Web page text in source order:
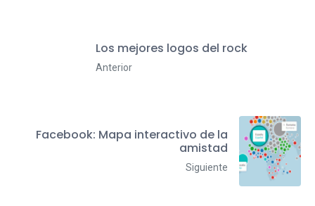
Los mejores logos del rock
Anterior
Facebook: Mapa interactivo de la
amistad
Siguiente